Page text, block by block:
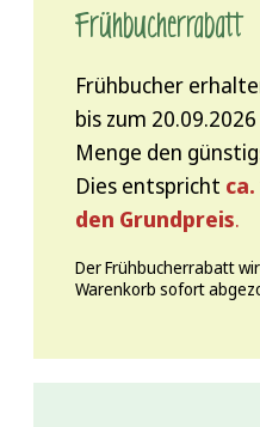
Frühbucher­rabatt
Frühbucher
bis zum
Menge den
Dies entspricht
den Grundpreis.
Der Frühbucherrabatt
Warenkorb sofort